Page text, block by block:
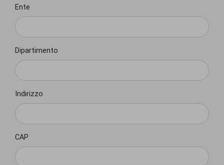
Ente
Dipartimento
Indirizzo
CAP